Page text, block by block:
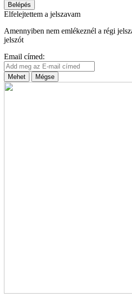
Belépés
Elfelejtettem a jelszavam
Amennyiben nem emlékeznél a régi
jelszót
Email címed:
Mehet Mégse